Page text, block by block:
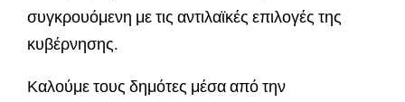
συγκρουόμενη με τις αντιλαϊκές επιλογές της
κυβέρνησης.
Καλούμε τους δημότες μέσα από την